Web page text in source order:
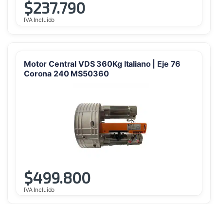
$237.790
IVA Incluido
Motor Central VDS 360Kg Italiano | Eje 76
Corona 240 MS50360
$499.800
IVA Incluido